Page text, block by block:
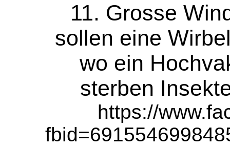
11. Grosse
sollen eine
wo ein
sterben
https://